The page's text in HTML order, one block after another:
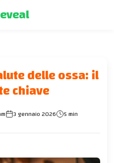
delle ossa: il
chiave
3 gennaio 2026 5 min